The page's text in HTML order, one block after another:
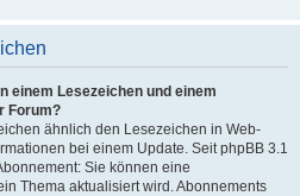
einem Lesezeichen und einem
Forum?
ähnlich den Lesezeichen in Web-
bei einem Update. Seit phpBB 3.1
Sie können eine
Thema aktualisiert wird. Abonnements